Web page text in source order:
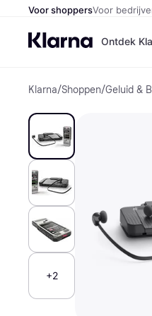
Voor shoppersVoor
Ontdek
Klarna/Shoppen/Geluid &
+2